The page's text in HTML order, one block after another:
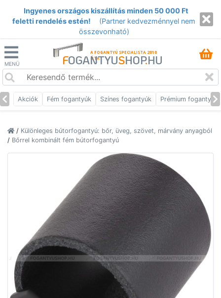
Ingyenes országos kiszállítás minden 50 000 Ft
feletti rendelés estén!
(Partner kedvezménnyel nem
összevonható)
MENÜ
A FOGANTYÚ SPECIALISTA 2010
ÓTA
FOGANTYUSHOP.HU
Akciók Fém fogantyúk Színes fogantyúk Prémium fogantyúk
/ Különleges bútorfogantyú: bőr, üveg, szövet, márvány anyagból
/ Bőrrel kombinált fém bútorfogantyú